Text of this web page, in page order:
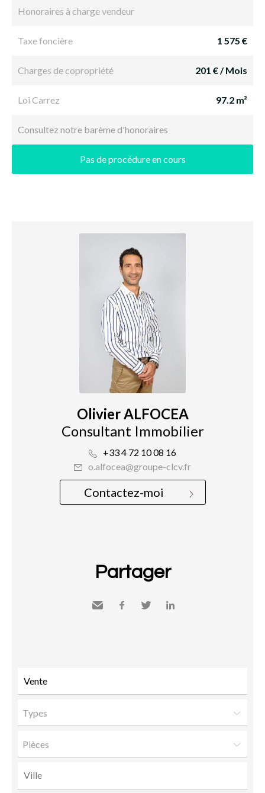
Honoraires à charge vendeur
Taxe foncière 1 575 €
Charges de copropriété 201 € / Mois
Loi Carrez 97.2 m²
Consultez notre barème d'honoraires
Pas de procédure en cours
Olivier ALFOCEA
Consultant Immobilier
+33 4 72 10 08 16
o.alfocea@groupe-clcv.fr
Contactez-moi
Partager
Types
Pièces